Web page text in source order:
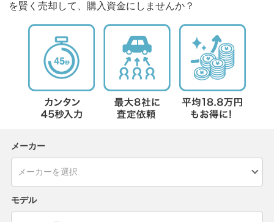
を賢く売却して、購入資金にしませんか？
メーカー
モデル